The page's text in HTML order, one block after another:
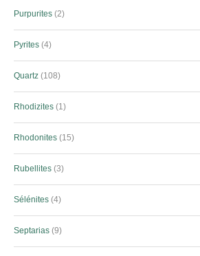
Purpurites 2
Pyrites 4
Quartz 108
Rhodizites 1
Rhodonites 15
Rubellites 3
Sélénites 4
Septarias 9